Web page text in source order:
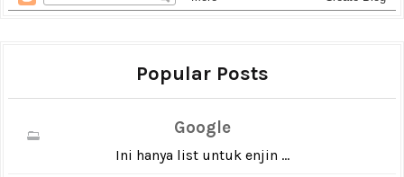
Popular Posts
Google
Ini hanya list untuk enjin ...